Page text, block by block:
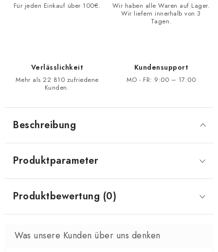
Für jeden Einkauf über 100€.
Wir haben alle Waren auf Lager.
Wir liefern innerhalb von 3
Tagen.
Verlässlichkeit
Mehr als 22 810 zufriedene
Kunden.
Kundensupport
MO - FR: 9:00 – 17:00
Beschreibung
Produktparameter
Produktbewertung (0)